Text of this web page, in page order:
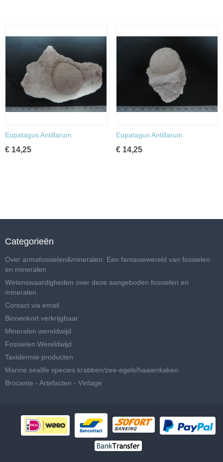
Eupatagus Antillarum
€ 14,25
Eupatagus Antillarum
€ 14,25
Categorieën
Over armafossielen&mineralen: Een fantasiewereld van fossielen
en mineralen
Wetenswaardigheden over deze aangeboden fossielen en
mineralen
Contact via email .
Binnenkort verkrijgbaar
Mineralen wereldwijd
Fossielen Wereldwijd.
Taxidermie producten
Marine sealife species krabben/zee-egels/haaienkaken
Brocante - Artefacten - Vintage